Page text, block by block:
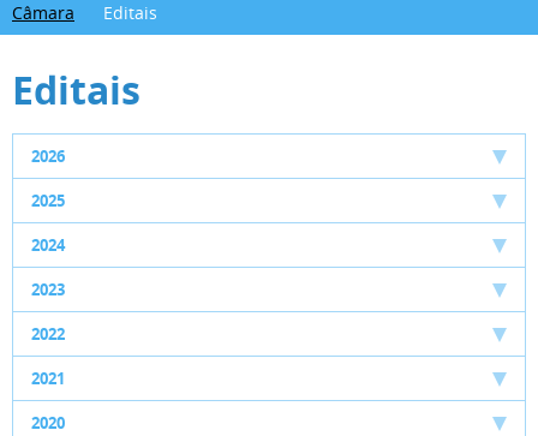
Câmara
Editais
Editais
2026
2025
2024
2023
2022
2021
2020